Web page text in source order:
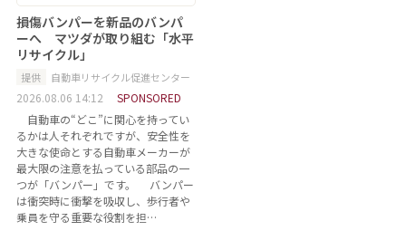
損傷バンパーを新品のバンパ
ーへ マツダが取り組む「水平
リサイクル」
提供 自動車リサイクル促進センター
2026.08.06 14:12
SPONSORED
自動車の“どこ”に関心を持ってい
るかは人それぞれですが、安全性を
大きな使命とする自動車メーカーが
最大限の注意を払っている部品の一
つが「バンパー」です。 バンパー
は衝突時に衝撃を吸収し、歩行者や
乗員を守る重要な役割を担…